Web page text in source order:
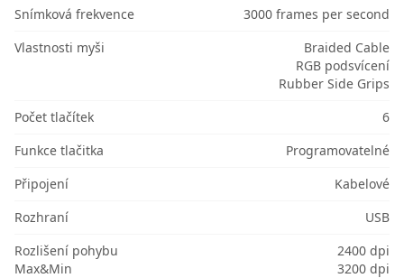
Snímková frekvence
3000 frames per second
Vlastnosti myši
Braided Cable
RGB podsvícení
Rubber Side Grips
Počet tlačítek
6
Funkce tlačitka
Programovatelné
Připojení
Kabelové
Rozhraní
USB
Rozlišení pohybu
Max&Min
2400 dpi
3200 dpi